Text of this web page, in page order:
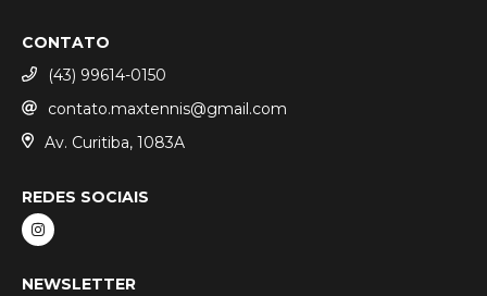
CONTATO
(43) 99614-0150
contato.maxtennis@gmail.com
Av. Curitiba, 1083A
REDES SOCIAIS
NEWSLETTER